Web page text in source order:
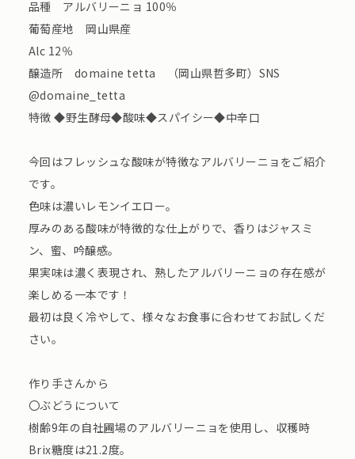
品種 アルバリーニョ 100％
葡萄産地 岡山県産
Alc 12％
醸造所 domaine tetta （岡山県哲多町）SNS
@domaine_tetta
特徴 ◆野生酵母◆酸味◆スパイシー◆中辛口
今回はフレッシュな酸味が特徴なアルバリーニョをご紹介
です。
色味は濃いレモンイエロー。
厚みのある酸味が特徴的な仕上がりで、香りはジャスミ
ン、蜜、吟醸感。
果実味は濃く表現され、熟したアルバリーニョの存在感が
楽しめる一本です！
最初は良く冷やして、様々なお食事に合わせてお試しくだ
さい。
作り手さんから
〇ぶどうについて
樹齢9年の自社圃場のアルバリーニョを使用し、収穫時
Brix糖度は21.2度。